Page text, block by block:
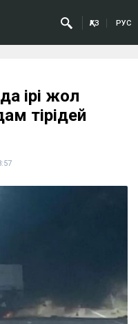
ҚАЗ РУС
ірі жол
тірідей